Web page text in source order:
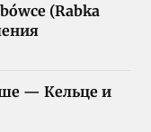
(Rabka
— Кельце и